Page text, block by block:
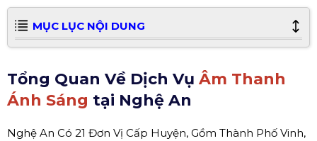
MỤC LỤC NỘI DUNG
Tổng Quan Về Dịch Vụ Âm Thanh
Ánh Sáng tại Nghệ An
Nghệ An Có 21 Đơn Vị Cấp Huyện, Gồm Thành Phố Vinh,